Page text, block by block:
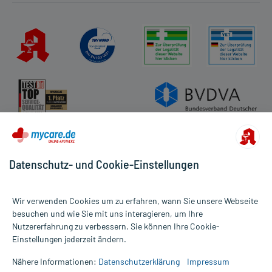
Alle Preise gelten inkl. MwSt., ggf. zzgl. Versandkosten
Informationen auf dieser Website werden ausschließlich für
die Untersuchung und Behandlung durch einen Arzt. Bitte
Datenschutz- und Cookie-Einstellungen
Wir verwenden Cookies um zu erfahren, wann Sie unsere Webseite
besuchen und wie Sie mit uns interagieren, um Ihre
Nutzererfahrung zu verbessern. Sie können Ihre Cookie-
Einstellungen jederzeit ändern.
Nähere Informationen: Datenschutzerklärung Impressum